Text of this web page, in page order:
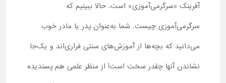
آفرینک «سرگرمی‌آموزی» است. حالا ببینیم که
سرگرمی‌آموزی چیست. شما به‌عنوان پدر یا مادر خوب
می‌دانید که بچه‌ها از آموزش‌های سنتی فراری‌اند و یک‌جا
نشاندن آنها چقدر سخت است! از منظر علمی هم پسندیده